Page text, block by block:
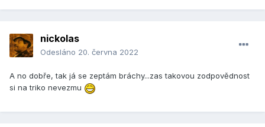
nickolas
Odesláno 20. června 2022
A no dobře, tak já se zeptám bráchy...zas takovou zodpovědnost
si na triko nevezmu